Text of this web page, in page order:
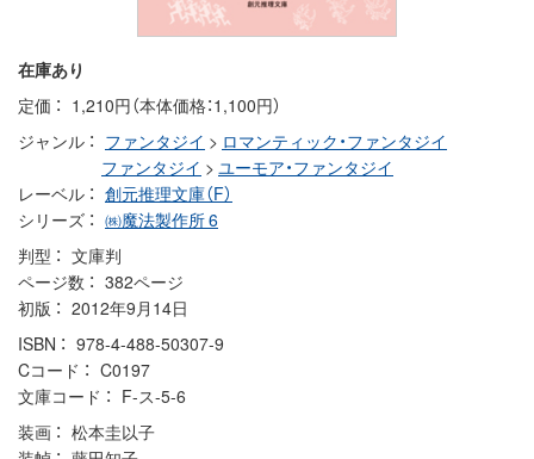
在庫あり
定価
1,210円（本体価格：1,100円）
ジャンル
ファンタジイ > ロマンティック・ファンタジイ
ファンタジイ > ユーモア・ファンタジイ
レーベル
創元推理文庫（F）
シリーズ
㈱魔法製作所 6
判型
文庫判
ページ数
382ページ
初版
2012年9月14日
ISBN
978-4-488-50307-9
Cコード
C0197
文庫コード
F-ス-5-6
装画
松本圭以子